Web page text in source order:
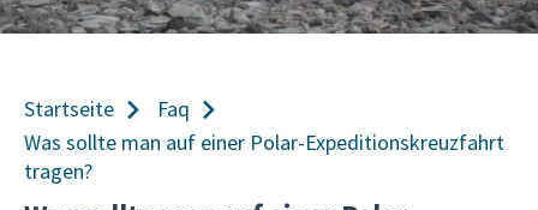
Startseite
Faq
Was sollte man auf einer Polar-Expeditionskreuzfahrt
tragen?